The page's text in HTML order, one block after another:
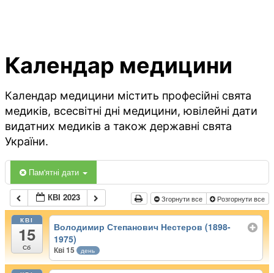
Календар медицини
Календар медицини містить професійні свята
медиків, всесвітні дні медицини, ювілейні дати
видатних медиків а також державні свята
України.
Пам'ятні дати
КВІ 2023 Згорнути все Розгорнути все
КВІ
15
Сб
Володимир Степанович Нестеров (1898-
1975)
Кві 15 день